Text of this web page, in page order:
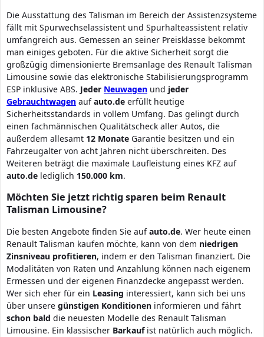
Die Ausstattung des Talisman im Bereich der Assistenzsysteme
fällt mit Spurwechselassistent und Spurhalteassistent relativ
umfangreich aus. Gemessen an seiner Preisklasse bekommt
man einiges geboten. Für die aktive Sicherheit sorgt die
großzügig dimensionierte Bremsanlage des Renault Talisman
Limousine sowie das elektronische Stabilisierungsprogramm
ESP inklusive ABS. Jeder Neuwagen und jeder
Gebrauchtwagen aufauto.de erfüllt heutige
Sicherheitsstandards in vollem Umfang. Das gelingt durch
einen fachmännischen Qualitätscheck aller Autos, die
außerdem allesamt 12 Monate Garantie besitzen und ein
Fahrzeugalter von acht Jahren nicht überschreiten. Des
Weiteren beträgt die maximale Laufleistung eines KFZ auf
auto.de lediglich 150.000 km.
Möchten Sie jetzt richtig sparen beim Renault
Talisman Limousine?
Die besten Angebote finden Sie aufauto.de. Wer heute einen
Renault Talisman kaufen möchte, kann von dem niedrigen
Zinsniveau profitieren, indem er den Talisman finanziert. Die
Modalitäten von Raten und Anzahlung können nach eigenem
Ermessen und der eigenen Finanzdecke angepasst werden.
Wer sich eher für ein Leasing interessiert, kann sich bei uns
über unsere günstigen Konditionen informieren und fährt
schon bald die neuesten Modelle des Renault Talisman
Limousine. Ein klassischer Barkaufist natürlich auch möglich.